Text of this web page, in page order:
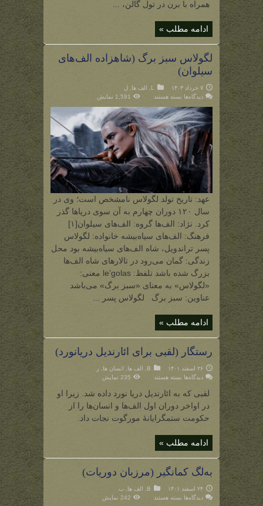
همراه با برن در تول گالن، ...
ادامه مطلب »
لگولاس سبز برگ (شاهزاده الف‌های
سیلوان)
۷ خرداد ۱۴۰۳ L الف ها
ل
دیدگاه‌ها برای
سبز
برگ
(شاهزاده
الف‌های
سیلوان)
بسته هستند 1,591 نمایش
عهد: تاریخ تولد لگولاس نامشخص است؛ وی در
سال ۱۲۰ دوران چهارم به آن سوی دریاها گذر
کرد. نژاد: الف‌ها گروه: الف‌های سیلوان[۱]
فرهنگ: الف‌های سیاه‌بیشه خانواده: لگولاس
پسر تراندویل، شاه الف‌های سیاه‌بیشه بود محل
زندگی: گمان می‌رود در تالارهای شاه الف‌ها
بزرگ شده باشد تلفظ: le’golas معنی:
«لگولاس» به معنای «سبز برگ» می‌باشد
عناوین: سبز برگ لگولاس پسر ...
ادامه مطلب »
رستگار (لقبی برای ائارندیل دریانورد)
۲۶ اسفند ۱۴۰۱ B
, الف ها, انسان ها, ر
دیدگاه‌ها برای
(لقبی
برای
ائارندیل
دریانورد)
بسته هستند 235 نمایش
لقبی که به ائارندیل دریا نورد داده شد. زیرا او
در اواخر دوران اول الف‌ها و انسان‌ها را از
حکومت ستمگرایانۀ مورگوت نجات داد.
ادامه مطلب »
به‌لگ کمانگیر (مرزبان دوریات)
۲۴ اسفند ۱۴۰۱ B
, الف ها, ب
دیدگاه‌ها برای
بسته هستند 242 نمایش